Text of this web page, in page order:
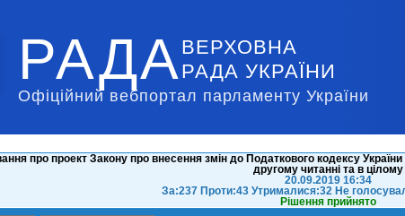
РАДА ВЕРХОВНА
РАДА УКРАЇНИ
Офіційний вебпортал парламенту України
про проект Закону про внесення змін до Податкового кодексу України
другому читанні та в цілому
20.09.2019 16:34
За:237 Проти:43 Утрималися:32 Не
Рішення прийнято